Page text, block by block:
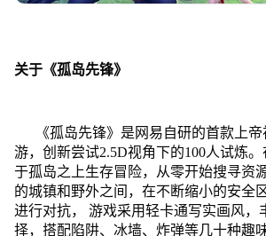
关于《孤岛先锋》
《孤岛先锋》是网易自研的首款上帝
游，创新尝试2.5D视角下的100人试炼
于孤岛之上生存冒险，从零开始搜寻资
的城镇和野外之间，在不断缩小的安全
进行对抗， 游戏采用轻卡通写实画风，
择，搭配陷阱、冰墙、炸弹等几十种趣